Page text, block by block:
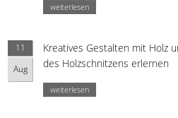
weiterlesen
11
Aug
Kreatives Gestalten mit Holz
des Holzschnitzens erlernen
weiterlesen